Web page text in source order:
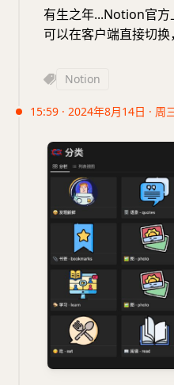
有生之年...Notion官方
可以在客户端直接切
Notion
15:59 · 2024年8月14日 · 周